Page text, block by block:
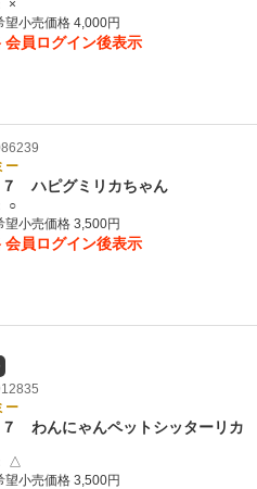
×
望小売価格 4,000円
会員ログイン後表示
ー
７ ハピグミリカちゃん
○
望小売価格 3,500円
会員ログイン後表示
ー
７ わんにゃんペットシッターリカ
△
望小売価格 3,500円